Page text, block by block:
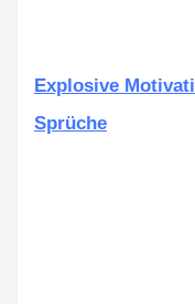
Explosive
Sprüche